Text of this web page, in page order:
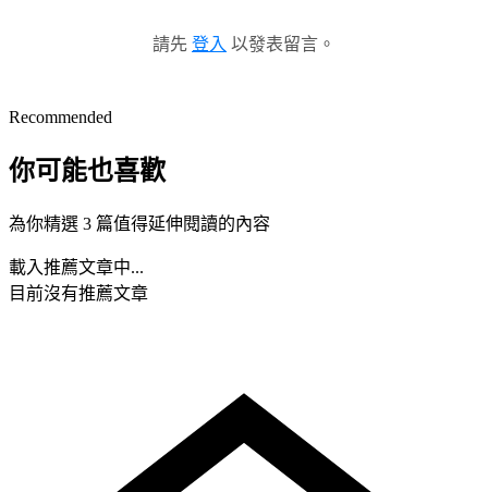
請先 登入 以發表留言。
Recommended
你可能也喜歡
為你精選 3 篇值得延伸閱讀的內容
載入推薦文章中...
目前沒有推薦文章